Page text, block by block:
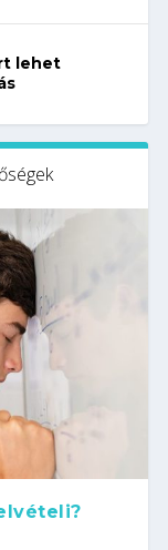
lehet